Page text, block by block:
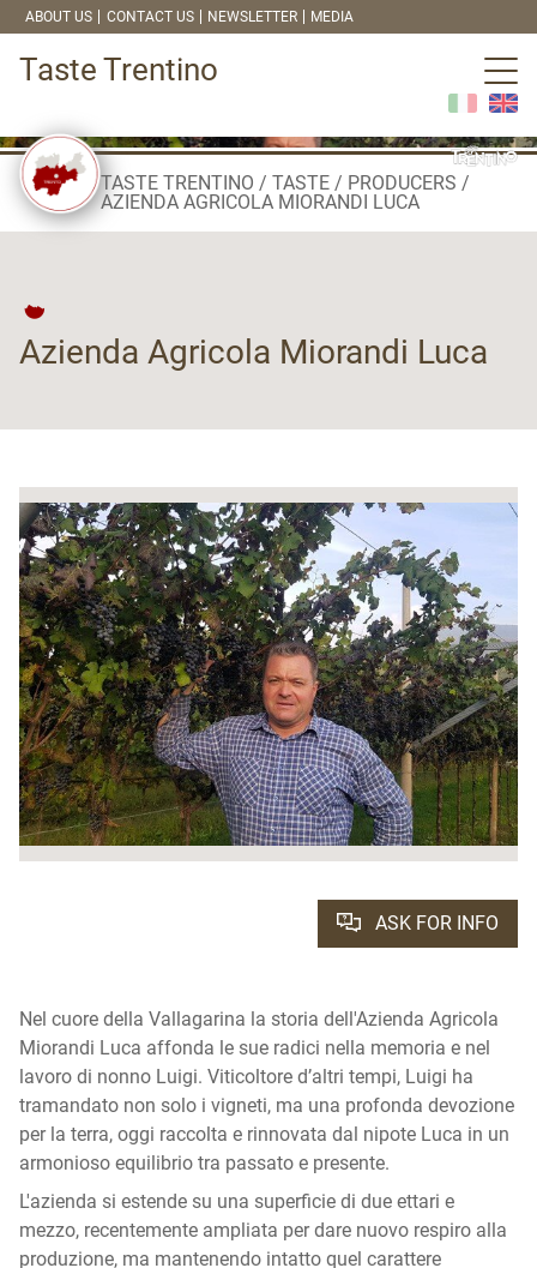
ABOUT US CONTACT US NEWSLETTER MEDIA
Taste Trentino
TASTE TRENTINO TASTE
PRODUCERS
AZIENDA AGRICOLA MIORANDI LUCA
Azienda Agricola Miorandi Luca
ASK FOR INFO
Nel cuore della Vallagarina la storia dell'Azienda Agricola
Miorandi Luca affonda le sue radici nella memoria e nel
lavoro di nonno Luigi. Viticoltore d’altri tempi, Luigi ha
tramandato non solo i vigneti, ma una profonda devozione
per la terra, oggi raccolta e rinnovata dal nipote Luca in un
armonioso equilibrio tra passato e presente.
L'azienda si estende su una superficie di due ettari e
mezzo, recentemente ampliata per dare nuovo respiro alla
produzione, ma mantenendo intatto quel carattere